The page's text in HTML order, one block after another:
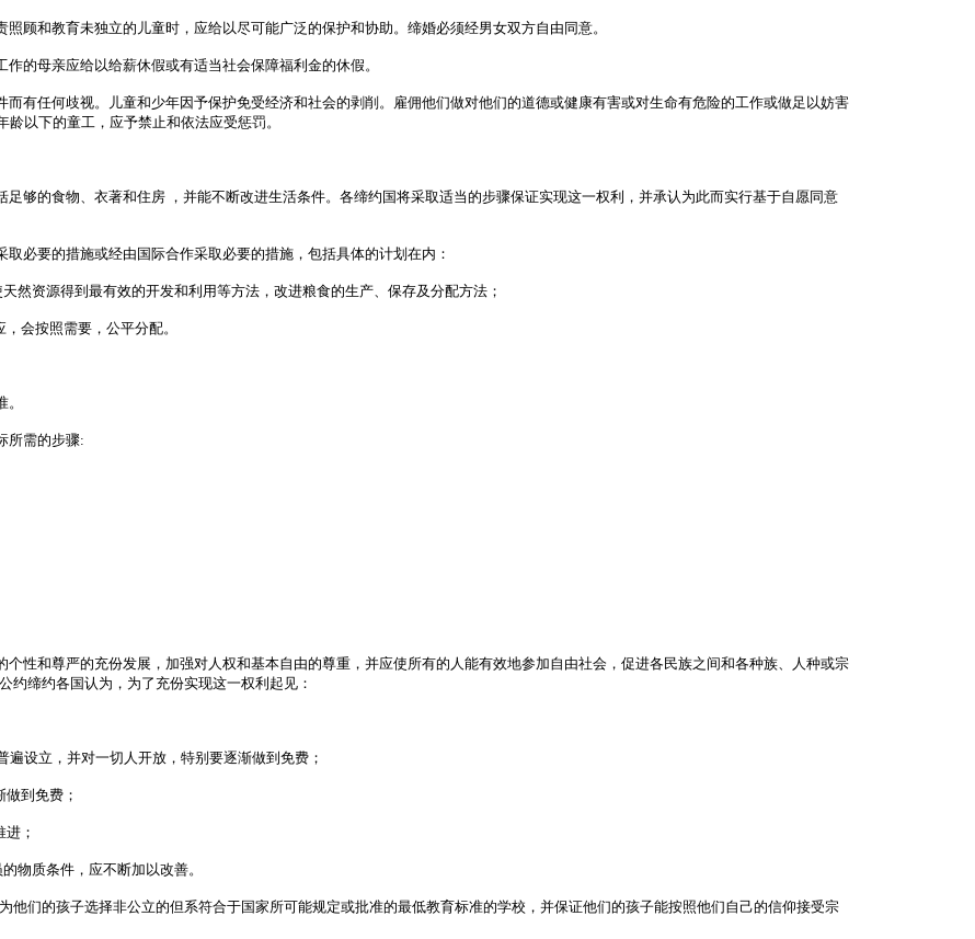
顾和教育未独立的儿童时，应给以尽可能广泛的保护和协助。缔婚必须经男女双方自由同意。
的母亲应给以给薪休假或有适当社会保障福利金的休假。
有任何歧视。儿童和少年因予保护免受经济和社会的剥削。雇佣他们做对他们的道德或健康有害或对生命有危险的工作或做足以妨害
以下的童工，应予禁止和依法应受惩罚。
够的食物、衣著和住房 ，并能不断改进生活条件。各缔约国将采取适当的步骤保证实现这一权利，并承认为此而实行基于自愿同意
必要的措施或经由国际合作采取必要的措施，包括具体的计划在内：
资源得到最有效的开发和利用等方法，改进粮食的生产、保存及分配方法；
会按照需要，公平分配。
所需的步骤:
性和尊严的充份发展，加强对人权和基本自由的尊重，并应使所有的人能有效地参加自由社会，促进各民族之间和各种族、人种或宗
约缔约各国认为，为了充份实现这一权利起见：
设立，并对一切人开放，特别要逐渐做到免费；
到免费；
；
物质条件，应不断加以改善。
们的孩子选择非公立的但系符合于国家所可能规定或批准的最低教育标准的学校，并保证他们的孩子能按照他们自己的信仰接受宗